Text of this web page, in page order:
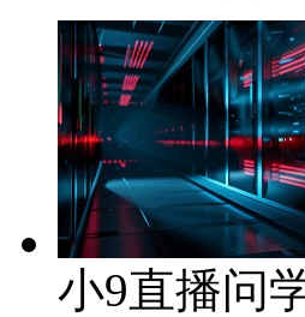
小9直播问